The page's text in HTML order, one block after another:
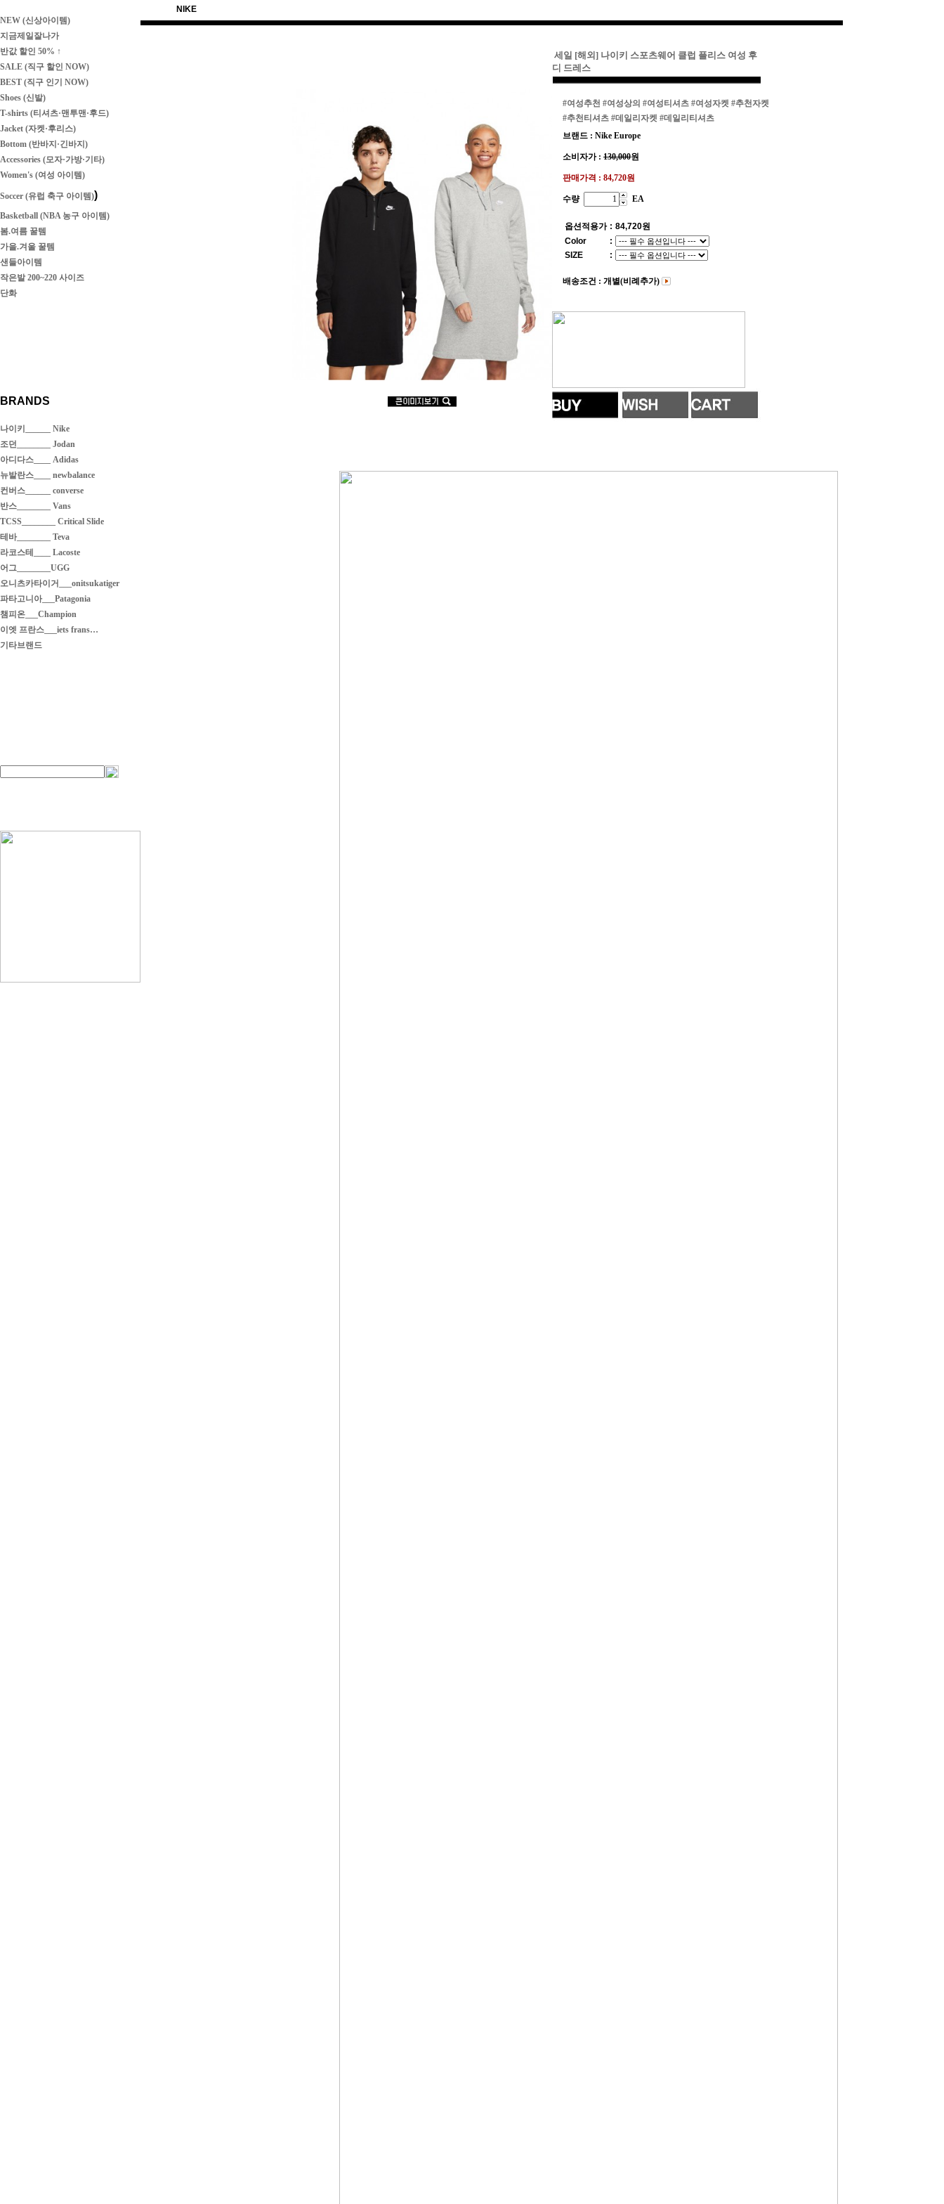
NEW (신상아이템)
지금제일잘나가
반값 할인 50% ↑
SALE (직구 할인 NOW)
BEST (직구 인기 NOW)
Shoes (신발)
T-shirts (티셔츠·맨투맨·후드)
Jacket (자켓·후리스)
Bottom (반바지·긴바지)
Accessories (모자·가방·기타)
Women's (여성 아이템)
Soccer (유럽 축구 아이템))
Basketball (NBA 농구 아이템)
봄.여름 꿀템
가을.겨울 꿀템
샌들아이템
작은발 200~220 사이즈
단화
BRANDS
나이키______ Nike
조던________ Jodan
아디다스____ Adidas
뉴발란스____ newbalance
컨버스______ converse
반스________ Vans
TCSS________ Critical Slide
테바________ Teva
라코스테____ Lacoste
어그________UGG
오니츠카타이거___onitsukatiger
파타고니아___Patagonia
챔피온___Champion
이엣 프란스___iets frans…
기타브랜드
NIKE
세일 [해외] 나이키 스포츠웨어 클럽 플리스 여성 후
디 드레스
#여성추천 #여성상의 #여성티셔츠 #여성자켓 #추천자켓
#추천티셔츠 #데일리자켓 #데일리티셔츠
브랜드 : Nike Europe
소비자가 : 130,000원
판매가격 : 84,720원
수량 EA
옵션적용가 : 84,720원
Color
:
SIZE
:
배송조건 : 개별(비례추가)